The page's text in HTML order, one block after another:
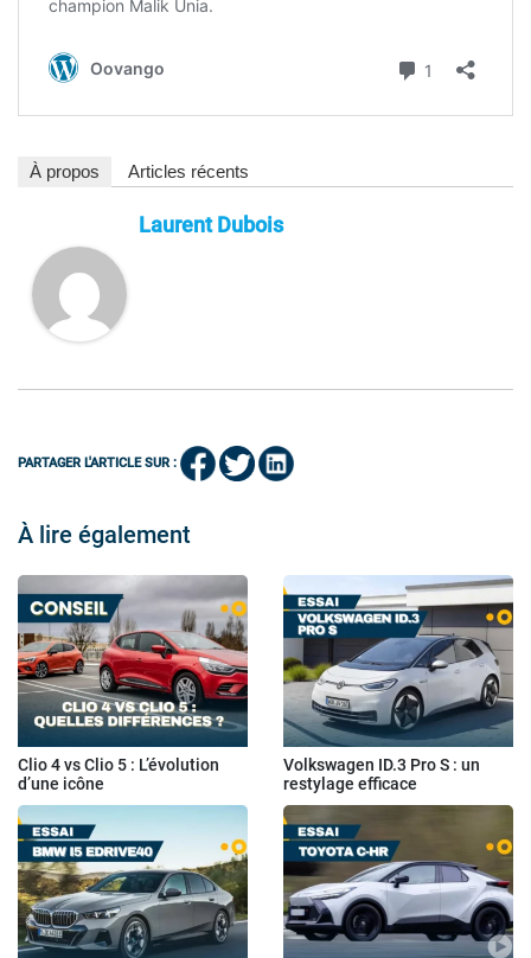
À propos Articles récents
Laurent Dubois
PARTAGER L'ARTICLE SUR :
À lire également
Clio 4 vs Clio 5 : L’évolution
d’une icône
Volkswagen ID.3 Pro S : un
restylage efficace